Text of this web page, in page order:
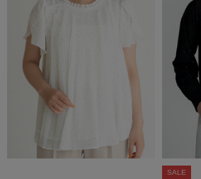
SALE